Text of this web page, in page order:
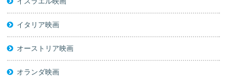
イタリア映画
オーストリア映画
オランダ映画